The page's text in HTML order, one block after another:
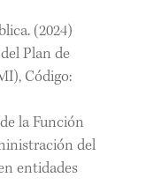
(2024)
Plan de
Código:
la Función
del
entidades